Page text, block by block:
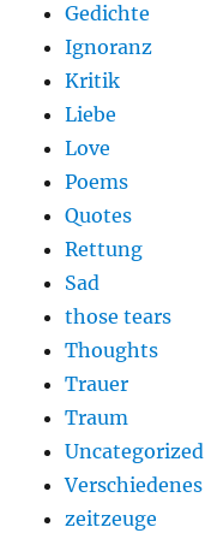
Gedichte
Ignoranz
Kritik
Liebe
Love
Poems
Quotes
Rettung
Sad
those tears
Thoughts
Trauer
Traum
Uncategorized
Verschiedenes
zeitzeuge